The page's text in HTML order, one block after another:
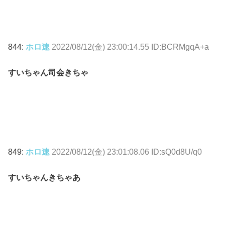
844: ホロ速 2022/08/12(金) 23:00:14.55 ID:BCRMgqA+a
すいちゃん司会きちゃ
849: ホロ速 2022/08/12(金) 23:01:08.06 ID:sQ0d8U/q0
すいちゃんきちゃあ